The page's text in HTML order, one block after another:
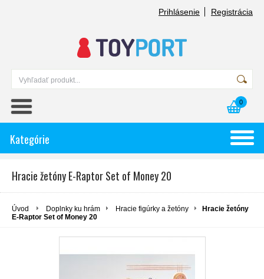
Prihlásenie Registrácia
0
Kategórie
Hracie žetóny E-Raptor Set of Money 20
Úvod Doplnky ku hrám Hracie figúrky a žetóny
Hracie žetóny
E-Raptor Set of Money 20